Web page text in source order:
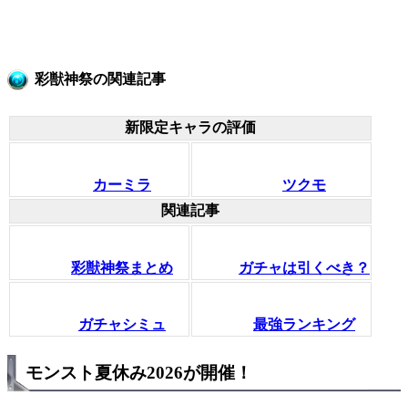
彩獣神祭の関連記事
新限定キャラの評価
カーミラ
ツクモ
関連記事
彩獣神祭まとめ ガチャは引くべき？
ガチャシミュ 最強ランキング
モンスト夏休み2026が開催！